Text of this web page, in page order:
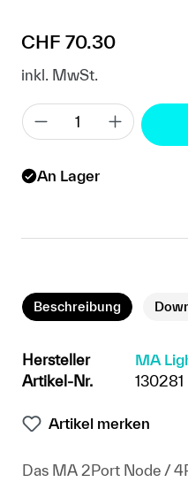
Regulärer Preis:
CHF 70.30
inkl. MwSt.
An Lager
Beschreibung
Hersteller
MA
Artikel-Nr.
130281
Artikel merken
Das MA 2Port Node /